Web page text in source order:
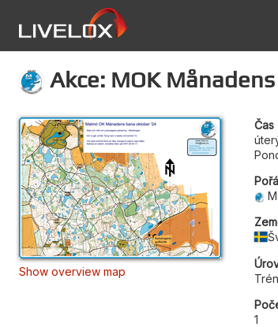
Akce: MOK
Show overview map
Čas
1